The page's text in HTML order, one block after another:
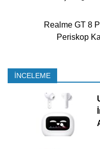
Realme GT 8
Periskop
İNCELEME